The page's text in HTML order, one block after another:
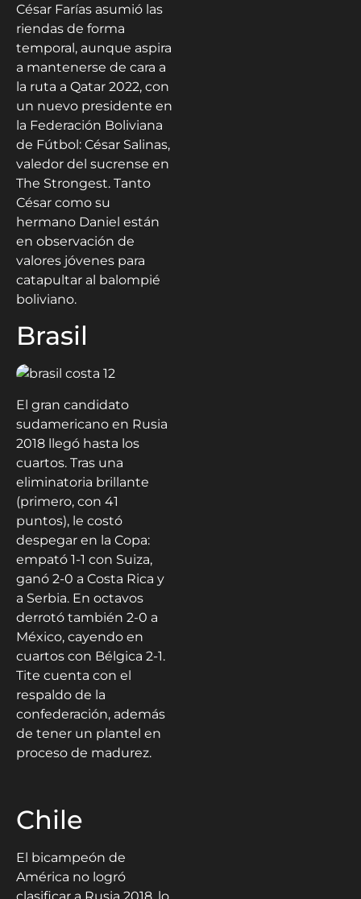
César Farías asumió las
riendas de forma
temporal, aunque aspira
a mantenerse de cara a
la ruta a Qatar 2022, con
un nuevo presidente en
la Federación Boliviana
de Fútbol: César Salinas,
valedor del sucrense en
The Strongest. Tanto
César como su
hermano Daniel están
en observación de
valores jóvenes para
catapultar al balompié
boliviano.
Brasil
El gran candidato
sudamericano en Rusia
2018 llegó hasta los
cuartos. Tras una
eliminatoria brillante
(primero, con 41
puntos), le costó
despegar en la Copa:
empató 1-1 con Suiza,
ganó 2-0 a Costa Rica y
a Serbia. En octavos
derrotó también 2-0 a
México, cayendo en
cuartos con Bélgica 2-1.
Tite cuenta con el
respaldo de la
confederación, además
de tener un plantel en
proceso de madurez.
Chile
El bicampeón de
América no logró